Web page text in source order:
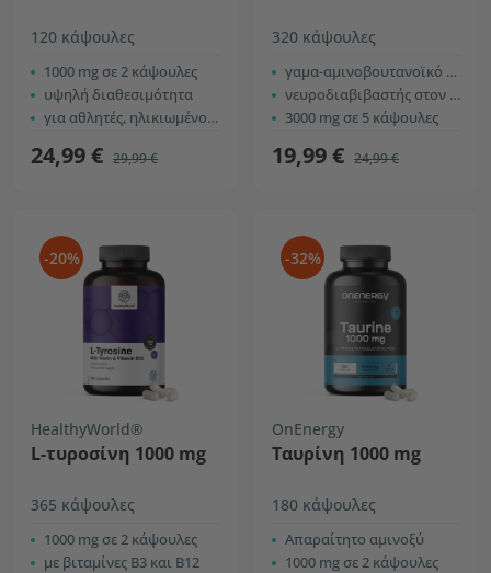
120 κάψουλες
1000 mg σε 2 κάψουλες
υψηλή διαθεσιμότητα
για αθλητές, ηλικιωμένους, κ.α.
24,99 € 29,99 €
320 κάψουλες
γαμα-αμινοβουτανοϊκό οξύ
νευροδιαβιβαστής στον εγκέφαλο
3000 mg σε 5 κάψουλες
19,99 € 24,99 €
-20%
HealthyWorld®
L-τυροσίνη 1000 mg
365 κάψουλες
1000 mg σε 2 κάψουλες
με βιταμίνες B3 και B12
-32%
OnEnergy
Ταυρίνη 1000 mg
180 κάψουλες
Απαραίτητο αμινοξύ
1000 mg σε 2 κάψουλες